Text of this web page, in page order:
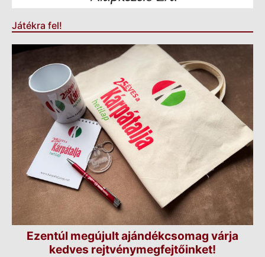
Játékra fel!
Ezentúl megújult ajándékcsomag várja
kedves rejtvénymegfejtőinket!